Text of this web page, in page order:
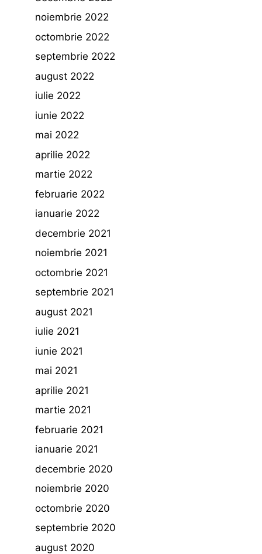
noiembrie 2022
octombrie 2022
septembrie 2022
august 2022
iulie 2022
iunie 2022
mai 2022
aprilie 2022
martie 2022
februarie 2022
ianuarie 2022
decembrie 2021
noiembrie 2021
octombrie 2021
septembrie 2021
august 2021
iulie 2021
iunie 2021
mai 2021
aprilie 2021
martie 2021
februarie 2021
ianuarie 2021
decembrie 2020
noiembrie 2020
octombrie 2020
septembrie 2020
august 2020